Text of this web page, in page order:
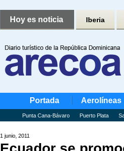
Hoy es noticia Iberia
Portada Aerolíneas
Punta Cana-Bávaro Puerto Plata
1 junio, 2011